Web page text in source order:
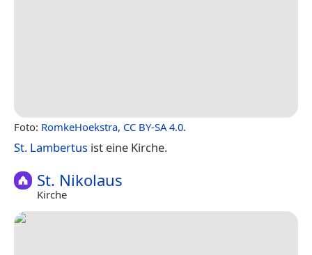
Foto: RomkeHoekstra, CC BY-SA 4.0.
St. Lambertus ist eine Kirche.
St. Nikolaus
Kirche